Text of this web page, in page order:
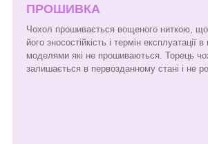
ПРОШИВКА
Чохол прошивається вощеного ниткою,
його зносостійкість і термін експлуатації в
моделями які не прошиваються. Торець
залишається в первозданному стані і не